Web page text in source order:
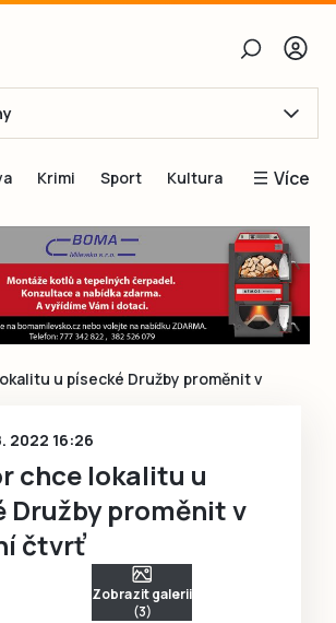
Obnovit heslo
Přihlásit se
Krimi Sport Kultura Více
Blogy
Inspirace
Čtenáři píší
Speciální přílohy
u písecké Družby proměnit v
2022 16:26
chce lokalitu u
Družby proměnit v
čtvrť
Zobrazit galerii
(3)